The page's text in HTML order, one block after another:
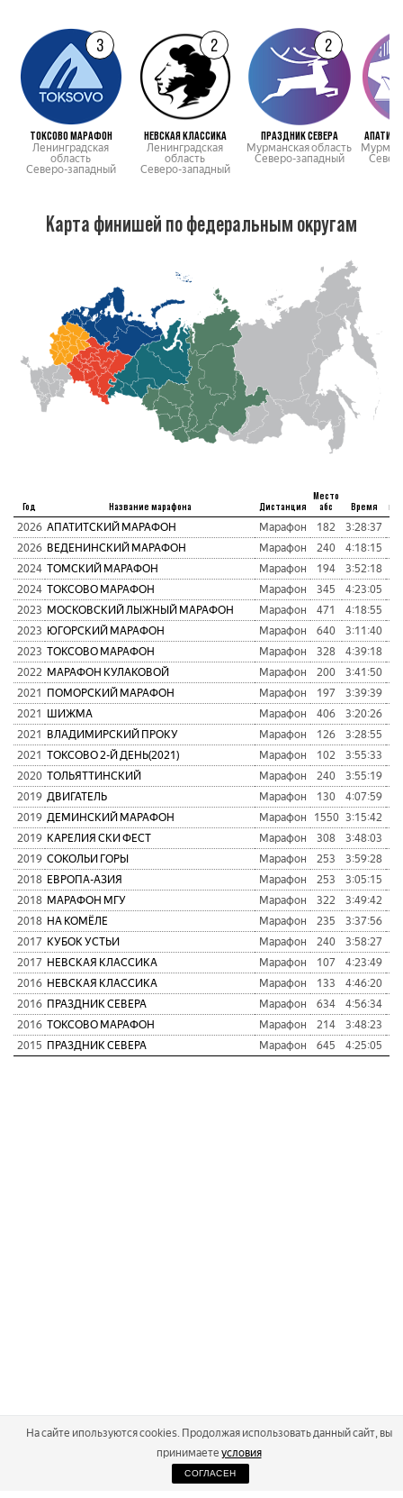
3
ТОКСОВО МАРАФОН
Ленинградская
область
Северо-западный
2
НЕВСКАЯ КЛАССИКА
Ленинградская
область
Северо-западный
2
ПРАЗДНИК СЕВЕРА
Мурманская область
Северо-западный
Карта финишей по федеральным округам
Год Название марафона Дистанция
Место
абс
Время
2026 АПАТИТСКИЙ МАРАФОН Марафон 182 3:28:37
2026 ВЕДЕНИНСКИЙ МАРАФОН Марафон 240 4:18:15
2024 ТОМСКИЙ МАРАФОН Марафон 194 3:52:18
2024 ТОКСОВО МАРАФОН Марафон 345 4:23:05
2023 МОСКОВСКИЙ ЛЫЖНЫЙ МАРАФОН Марафон 471 4:18:55
2023 ЮГОРСКИЙ МАРАФОН Марафон 640 3:11:40
2023 ТОКСОВО МАРАФОН Марафон 328 4:39:18
2022 МАРАФОН КУЛАКОВОЙ Марафон 200 3:41:50
2021 ПОМОРСКИЙ МАРАФОН Марафон 197 3:39:39
2021 ШИЖМА Марафон 406 3:20:26
2021 ВЛАДИМИРСКИЙ ПРОКУ Марафон 126 3:28:55
2021 ТОКСОВО 2-Й ДЕНЬ(2021) Марафон 102 3:55:33
2020 ТОЛЬЯТТИНСКИЙ Марафон 240 3:55:19
2019 ДВИГАТЕЛЬ Марафон 130 4:07:59
2019 ДЕМИНСКИЙ МАРАФОН Марафон 1550 3:15:42
2019 КАРЕЛИЯ СКИ ФЕСТ Марафон 308 3:48:03
2019 СОКОЛЬИ ГОРЫ Марафон 253 3:59:28
2018 ЕВРОПА-АЗИЯ Марафон 253 3:05:15
2018 МАРАФОН МГУ Марафон 322 3:49:42
2018 НА КОМЁЛЕ Марафон 235 3:37:56
2017 КУБОК УСТЬИ Марафон 240 3:58:27
2017 НЕВСКАЯ КЛАССИКА Марафон 107 4:23:49
2016 НЕВСКАЯ КЛАССИКА Марафон 133 4:46:20
2016 ПРАЗДНИК СЕВЕРА Марафон 634 4:56:34
2016 ТОКСОВО МАРАФОН Марафон 214 3:48:23
2015 ПРАЗДНИК СЕВЕРА Марафон 645 4:25:05
На сайте ипользуются cookies. Продолжая использовать данный сайт, вы
принимаете условия
СОГЛАСЕН